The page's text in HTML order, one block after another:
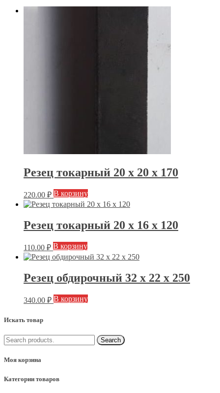
Резец токарный 20 х 20 х 170
220.00 ₽ В корзину
Резец токарный 20 х 16 х 120
110.00 ₽ В корзину
Резец обдирочный 32 х 22 х 250
340.00 ₽ В корзину
Искать товар
Моя корзина
Категории товаров